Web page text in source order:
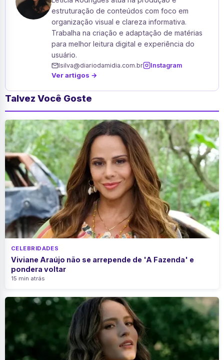
estruturação de conteúdos com foco em
organização visual e clareza informativa.
Trabalha na criação e adaptação de matérias
para melhor leitura digital e experiência do
usuário.
lsilva@diariodamidia.com.br Instagram
Ver artigos →
Talvez Você Goste
CELEBRIDADES
Viviane Araújo não se arrepende de 'A Fazenda' e
pondera voltar
15 min atrás